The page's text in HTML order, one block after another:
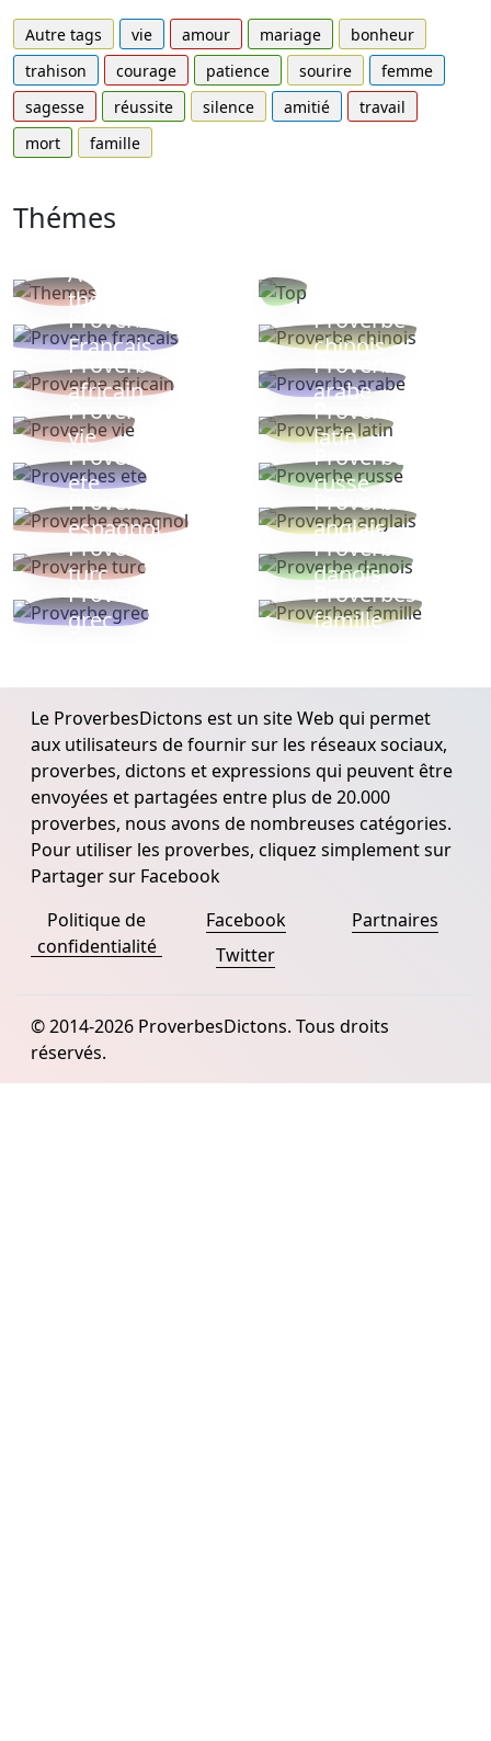
Autre tags vie amour mariage
bonheur
trahison
courage patience sourire
femme
sagesse
réussite silence amitié
travail
mort
famille
Thémes
Autres
thèmes
Proverbe
Français
Proverbe
chinois
Proverbe
africain
Proverbe
arabe
Proverbe
vie
Proverbe
latin
Proverbes
ete
Proverbe
russe
Proverbe
espagnol
Proverbe
anglais
Proverbe
turc
Proverbe
danois
Proverbe
grec
Proverbes
famille
Le ProverbesDictons est un site Web qui permet
aux utilisateurs de fournir sur les réseaux sociaux,
proverbes, dictons et expressions qui peuvent être
envoyées et partagées entre plus de 20.000
proverbes, nous avons de nombreuses catégories.
Pour utiliser les proverbes, cliquez simplement sur
Partager sur Facebook
Politique de
confidentialité
Facebook
Twitter
Partnaires
© 2014-2026 ProverbesDictons. Tous droits
réservés.